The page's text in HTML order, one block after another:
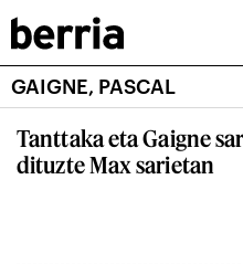
GAIGNE, PASCAL
Tanttaka eta Gaigne
dituzte Max sarietan